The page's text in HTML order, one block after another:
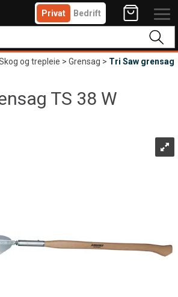
Privat Bedrift
og trepleie>Grensag>Tri Saw grensag
TS 38 W